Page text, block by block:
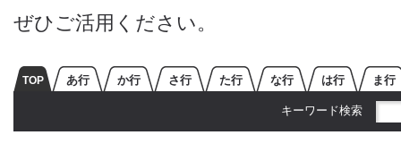
ぜひご活用ください。
TOP あ行 か行 さ行 た行 な行 は行 ま行
キーワード検索